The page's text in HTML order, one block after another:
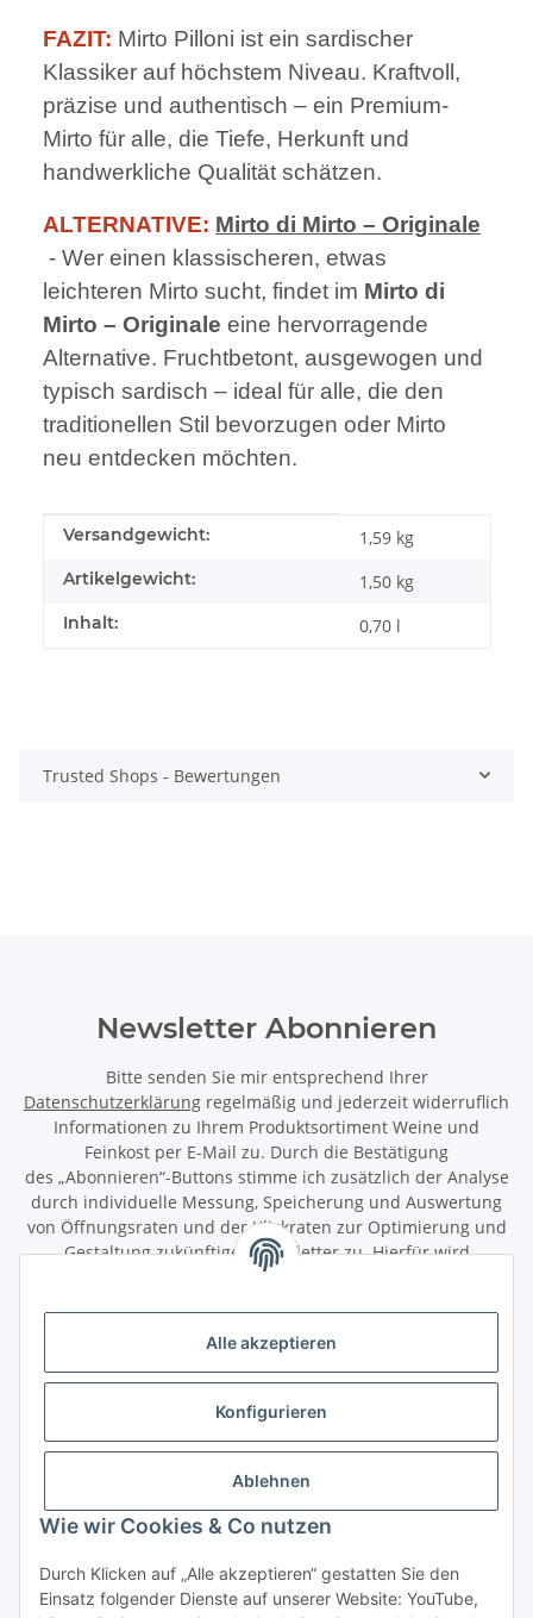
Alle akzeptieren
Konfigurieren
Ablehnen
Wie wir Cookies & Co nutzen
Durch Klicken auf „Alle akzeptieren“ gestatten Sie den
Einsatz folgender Dienste auf unserer Website: YouTube,
FAZIT: Mirto Pilloni ist ein sardischer
Klassiker auf höchstem Niveau. Kraftvoll,
präzise und authentisch – ein Premium-
Mirto für alle, die Tiefe, Herkunft und
handwerkliche Qualität schätzen.
ALTERNATIVE: Mirto di Mirto – Originale
- Wer einen klassischeren, etwas
leichteren Mirto sucht, findet im Mirto di
Mirto – Originale eine hervorragende
Alternative. Fruchtbetont, ausgewogen und
typisch sardisch – ideal für alle, die den
traditionellen Stil bevorzugen oder Mirto
neu entdecken möchten.
Produkteigenschaft
Wert
Versandgewicht: 1,59 kg
Artikelgewicht: 1,50 kg
Inhalt: 0,70 l
Trusted Shops - Bewertungen
Newsletter Abonnieren
Bitte senden Sie mir entsprechend Ihrer
Datenschutzerklärung regelmäßig und jederzeit widerruflich
Informationen zu Ihrem Produktsortiment Weine und
Feinkost per E-Mail zu. Durch die Bestätigung
des „Abonnieren“-Buttons stimme ich zusätzlich der Analyse
durch individuelle Messung, Speicherung und Auswertung
von Öffnungsraten und der Klickraten zur Optimierung und
Gestaltung zukünftiger Newsletter zu. Hierfür wird
das Nutzungsverhalten in pseudonymisierter Form
Wirkung für die Zukunft über den Link in unserem Newsletter
abbestellen / widerrufen.
Gesetzliche Informationen
Informationen